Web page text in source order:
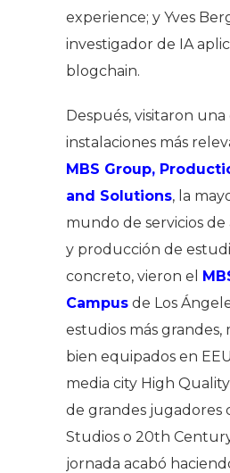
experience; y Yves
investigador de IA
blogchain.
Después, visitaron una
instalaciones más
MBS Group,
and Solutions, la
mundo de servicios de
y producción de
concreto, vieron el
Campus de Los
estudios más grandes,
bien equipados en
media city High
de grandes jugadores
Studios o 20th
jornada acabó